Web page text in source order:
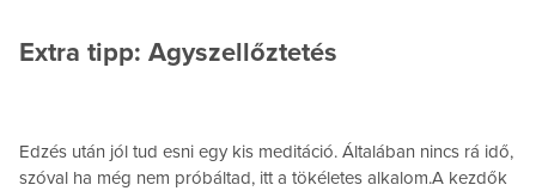
Extra tipp: Agyszellőztetés
Edzés után jól tud esni egy kis meditáció. Általában nincs rá idő,
szóval ha még nem próbáltad, itt a tökéletes alkalom.A kezdők